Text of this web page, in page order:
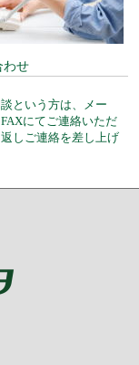
わせ
という方は、メー
にてご連絡いただ
しご連絡を差し上げ